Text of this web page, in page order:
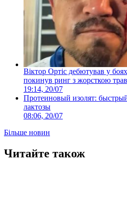
Віктор Ортіс дебютував у
покинув ринг з жорсткою
19:14, 20/07
Протеиновый изолят:
лактозы
08:06, 20/07
Більше новин
Читайте також